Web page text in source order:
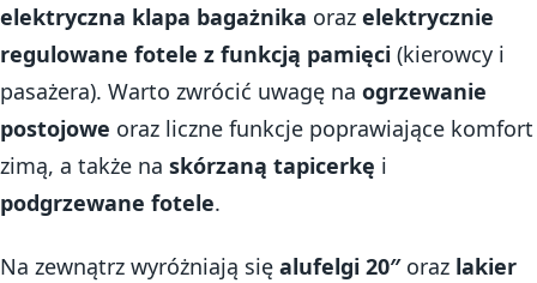
elektryczna klapa bagażnika oraz elektrycznie
regulowane fotele z funkcją pamięci (kierowcy i
pasażera). Warto zwrócić uwagę na ogrzewanie
postojowe oraz liczne funkcje poprawiające komfort
zimą, a także na skórzaną tapicerkę i
podgrzewane fotele.
Na zewnątrz wyróżniają się alufelgi 20″oraz lakier